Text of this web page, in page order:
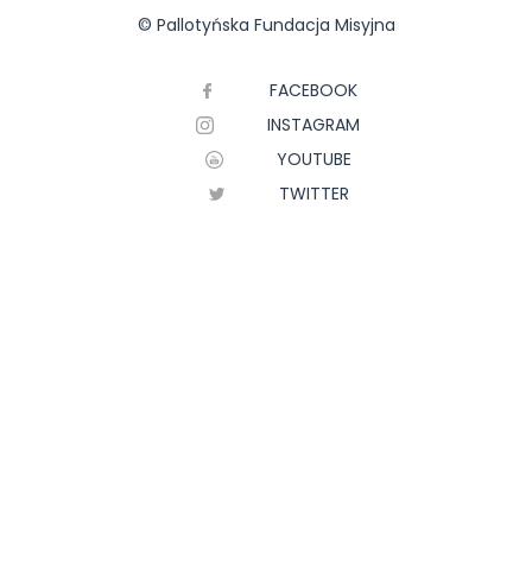
© Pallotyńska Fundacja Misyjna
FACEBOOK
INSTAGRAM
YOUTUBE
TWITTER